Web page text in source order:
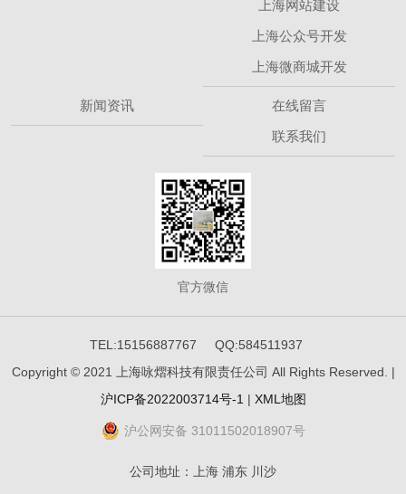
上海网站建设
上海公众号开发
上海微商城开发
新闻资讯
在线留言
联系我们
官方微信
TEL:15156887767 QQ:584511937
Copyright © 2021 上海咏熠科技有限责任公司 All Rights Reserved. |
沪ICP备2022003714号-1 | XML地图
沪公网安备 31011502018907号
公司地址：上海 浦东 川沙